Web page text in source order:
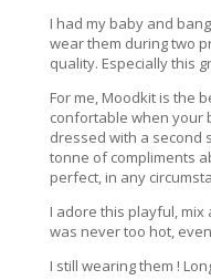
I had my baby and
wear them during two
quality. Especially this
For me, Moodkit is the
confortable when your
dressed with a second
tonne of compliments
perfect, in any
I adore this playful, mix
was never too hot,
I still wearing them !